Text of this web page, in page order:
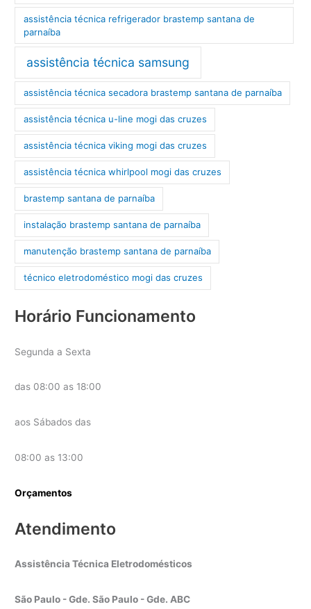
assistência técnica refrigerador brastemp santana de
parnaíba
assistência técnica samsung
assistência técnica secadora brastemp santana de parnaíba
assistência técnica u-line mogi das cruzes
assistência técnica viking mogi das cruzes
assistência técnica whirlpool mogi das cruzes
brastemp santana de parnaíba
instalação brastemp santana de parnaíba
manutenção brastemp santana de parnaíba
técnico eletrodoméstico mogi das cruzes
Horário Funcionamento
Segunda a Sexta
das 08:00 as 18:00
aos Sábados das
08:00 as 13:00
Orçamentos
Atendimento
Assistência Técnica Eletrodomésticos
São Paulo - Gde. São Paulo - Gde. ABC